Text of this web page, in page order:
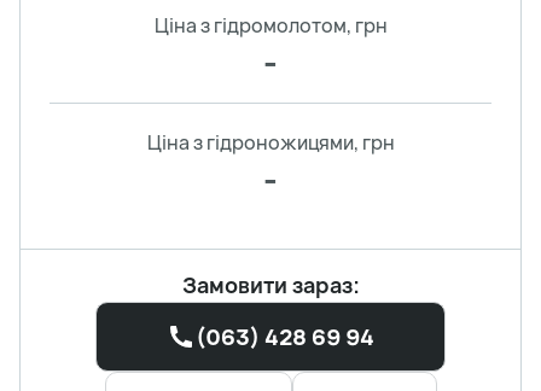
Ціна з гідромолотом, грн
-
Ціна з гідроножицями, грн
-
Замовити зараз:
(063) 428 69 94